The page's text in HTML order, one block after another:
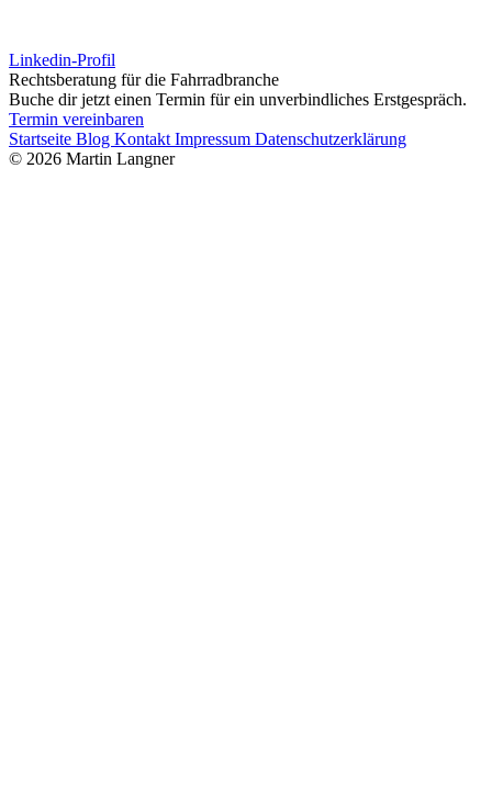
Linkedin-Profil
Rechtsberatung für die Fahrradbranche
Buche dir jetzt einen Termin für ein unverbindliches Erstgespräch.
Termin vereinbaren
Startseite Blog Kontakt Impressum Datenschutzerklärung
© 2026 Martin Langner